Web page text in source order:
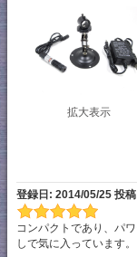
拡大表示
登録日: 2014/05/25 投
コンパクトであり、パ
しで気に入っています。